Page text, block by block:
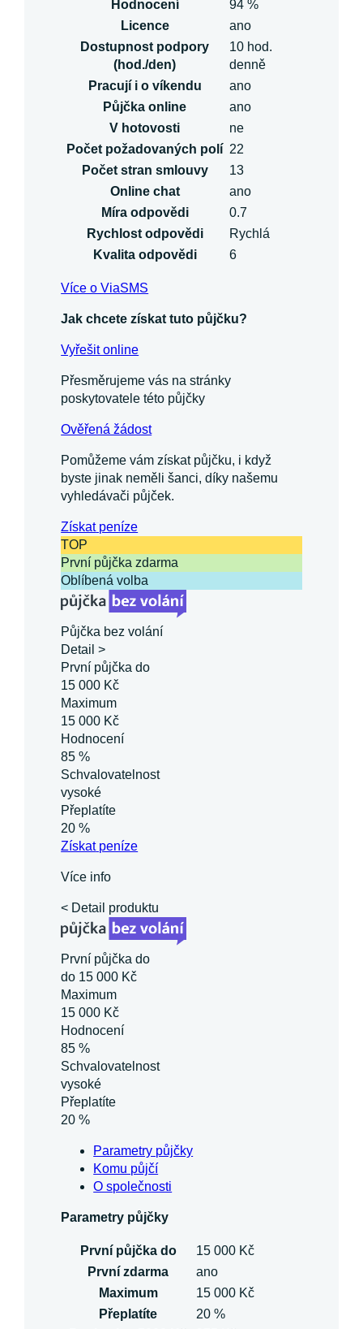
Hodnocení
94 %
Licence
ano
Dostupnost podpory
(hod./den)
10 hod.
denně
Pracují i o víkendu
ano
Půjčka online
ano
V hotovosti
ne
Počet požadovaných polí 22
Počet stran smlouvy
13
Online chat
ano
Míra odpovědi
0.7
Rychlost odpovědi
Rychlá
Kvalita odpovědi
6
Více o ViaSMS
Jak chcete získat tuto půjčku?
Vyřešit online
Přesměrujeme vás na stránky
poskytovatele této půjčky
Ověřená žádost
Pomůžeme vám získat půjčku, i když
byste jinak neměli šanci, díky našemu
vyhledávači půjček.
Získatpeníze
TOP
První půjčka zdarma
Oblíbená volba
Půjčka bez volání
Detail >
První půjčka do
15 000 Kč
Maximum
15 000 Kč
Hodnocení
85 %
Schvalovatelnost
vysoké
Přeplatíte
20 %
Získatpeníze
Více info
< Detail produktu
První půjčka do
do 15 000 Kč
Maximum
15 000 Kč
Hodnocení
85 %
Schvalovatelnost
vysoké
Přeplatíte
20 %
Parametry půjčky
Komu půjčí
O společnosti
Parametry půjčky
První půjčka do
15 000 Kč
První zdarma
ano
Maximum
15 000 Kč
Přeplatíte
20 %